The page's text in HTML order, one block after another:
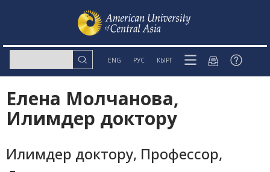
ENG РУС КЫРГ
Елена Молчанова,
Илимдер доктору
Илимдер доктору, Профессор,